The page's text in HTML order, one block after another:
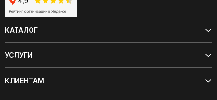
КАТАЛОГ
УСЛУГИ
КЛИЕНТАМ